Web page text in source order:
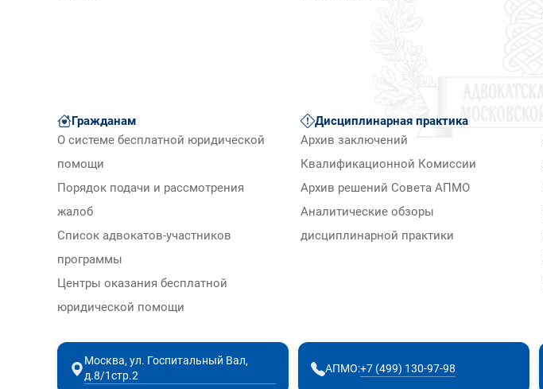
Гражданам
О системе бесплатной юридической
помощи
Порядок подачи и рассмотрения
жалоб
Список адвокатов-участников
программы
Центры оказания бесплатной
юридической помощи
Дисциплинарная практика
Архив заключений
Квалификационной Комиссии
Архив решений Совета АПМО
Аналитические обзоры
дисциплинарной практики
Москва, ул. Госпитальный Вал,
д.8/1стр.2
АПМО:+7 (499) 130-97-98